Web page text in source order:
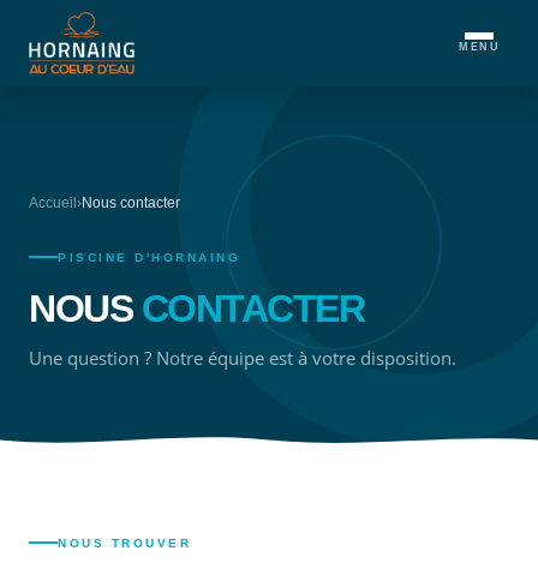
MENU
Accueil ›Nous contacter
PISCINE D'HORNAING
NOUS CONTACTER
Une question ? Notre équipe est à votre disposition.
NOUS TROUVER